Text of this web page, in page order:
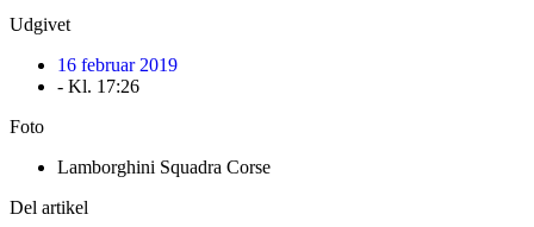
Udgivet
16 februar 2019
- Kl. 17:26
Foto
Lamborghini Squadra Corse
Del artikel